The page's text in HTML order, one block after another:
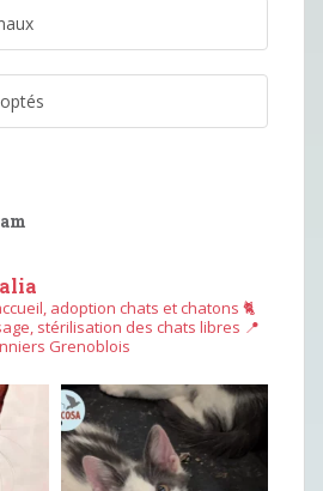
adoption chats et chatons 🐈
stérilisation des chats libres 📍
Grenoblois